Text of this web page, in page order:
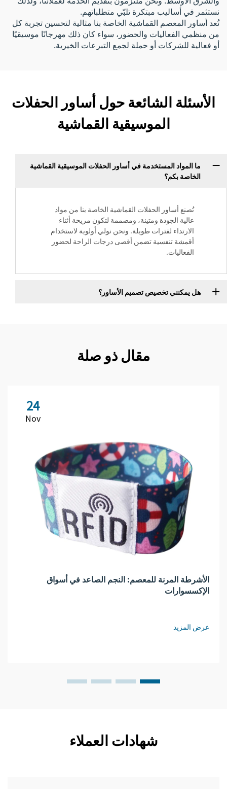
نستثمر في أساليب مبتكرة تلبّي متطلباتهم.
تُعد أساور المعصم القماشية الخاصة بنا مثالية لتحسين تجربة كل
من منظمي الفعاليات والحضور، سواء كان ذلك مهرجانًا موسيقيًا
أو فعالية للشركات أو حملة لجمع التبرعات الخيرية.
الأسئلة الشائعة حول أساور الحفلات
الموسيقية القماشية
ما المواد المستخدمة في أساور الحفلات الموسيقية القماشية
الخاصة بكم؟
تُصنع أساور الحفلات القماشية الخاصة بنا من مواد
عالية الجودة ومتينة، ومصممة لتكون مريحة أثناء
الارتداء لفترات طويلة. ونحن نولي أولوية لاستخدام
أقمشة تنفسية تضمن أقصى درجات الراحة لحضور
الفعاليات.
هل يمكنني تخصيص تصميم الأساور؟
مقال ذو صلة
24
Nov
الأشرطة المرنة للمعصم: النجم الصاعد في أسواق
الإكسسوارات
عرض المزيد
شهادات العملاء